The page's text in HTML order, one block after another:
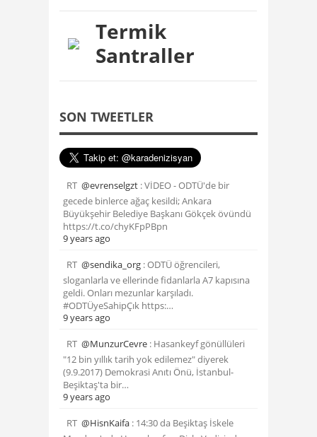
Termik
Santraller
SON TWEETLER
RT @evrenselgzt : VİDEO - ODTÜ'de bir
gecede binlerce ağaç kesildi; Ankara
Büyükşehir Belediye Başkanı Gökçek övündü
https://t.co/chyKFpPBpn
9 years ago
RT @sendika_org : ODTÜ öğrencileri,
sloganlarla ve ellerinde fidanlarla A7 kapısına
geldi. Onları mezunlar karşıladı.
#ODTÜyeSahipÇık https:…
9 years ago
RT @MunzurCevre : Hasankeyf gönüllüleri
"12 bin yıllık tarih yok edilemez" diyerek
(9.9.2017) Demokrasi Anıtı Önü, İstanbul-
Beşiktaş'ta bir…
9 years ago
RT @HisnKaifa : 14:30 da Beşiktaş İskele